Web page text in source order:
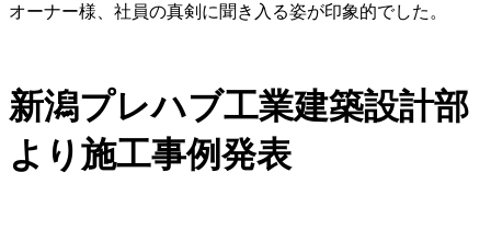
オーナー様、社員の真剣に聞き入る姿が印象的でした。
新潟プレハブ工業建築設計部
より施工事例発表